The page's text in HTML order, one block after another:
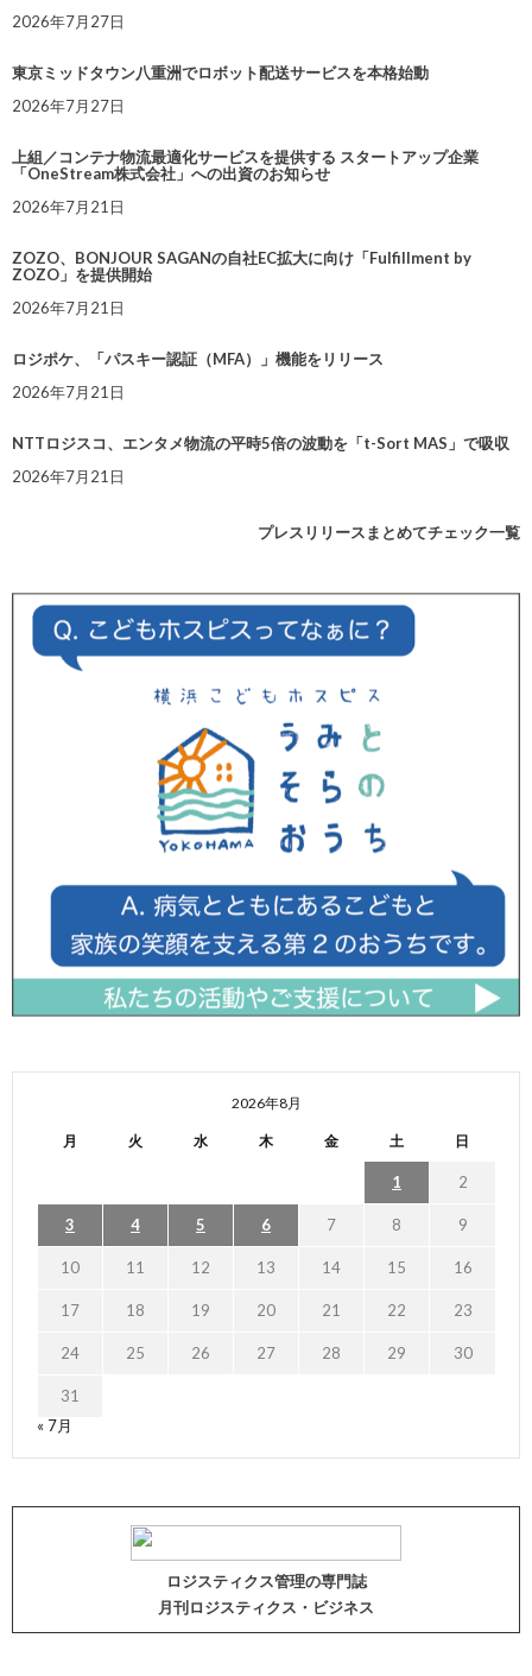
2026年7月27日
東京ミッドタウン八重洲でロボット配送サービスを本格始動
2026年7月27日
上組／コンテナ物流最適化サービスを提供する スタートアップ企業
「OneStream株式会社」への出資のお知らせ
2026年7月21日
ZOZO、BONJOUR SAGANの自社EC拡大に向け「Fulfillment by
ZOZO」を提供開始
2026年7月21日
ロジポケ、「パスキー認証（MFA）」機能をリリース
2026年7月21日
NTTロジスコ、エンタメ物流の平時5倍の波動を「t-Sort MAS」で吸収
2026年7月21日
プレスリリースまとめてチェック一覧
2026年8月
月 火 水 木 金 土 日
1 2
3 4 5 6 7 8 9
10 11 12 13 14 15 16
17 18 19 20 21 22 23
24 25 26 27 28 29 30
31
« 7月
ロジスティクス管理の専門誌
月刊ロジスティクス・ビジネス